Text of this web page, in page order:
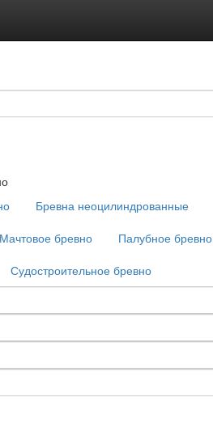
Бревна неоцилиндрованные
Мачтовое бревно
Палубное бревно
Судостроительное бревно